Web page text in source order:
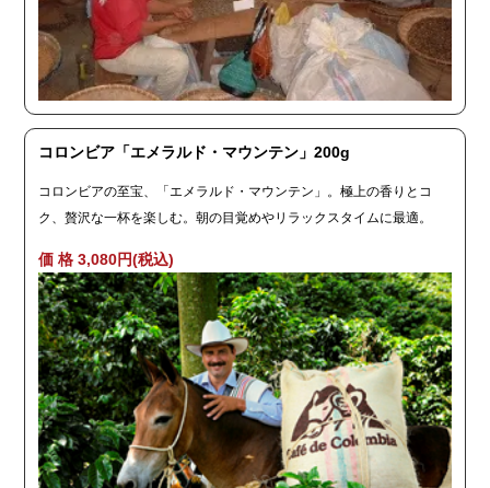
コロンビア「エメラルド・マウンテン」200g
コロンビアの至宝、「エメラルド・マウンテン」。極上の香りとコ
ク、贅沢な一杯を楽しむ。朝の目覚めやリラックスタイムに最適。
価 格 3,080円(税込)